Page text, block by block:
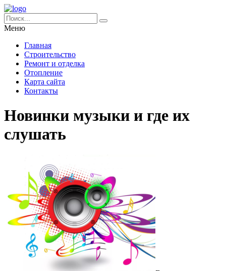
Меню
Главная
Строительство
Ремонт и отделка
Отопление
Карта сайта
Контакты
Новинки музыки и где их
слушать